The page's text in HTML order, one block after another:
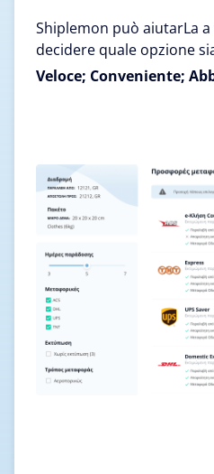
Shiplemon può aiutarLa
decidere quale opzione
Veloce; Conveniente;